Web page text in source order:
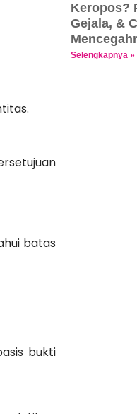
batas
bukti
Keropos?
Gejala, &
Selengkapnya »